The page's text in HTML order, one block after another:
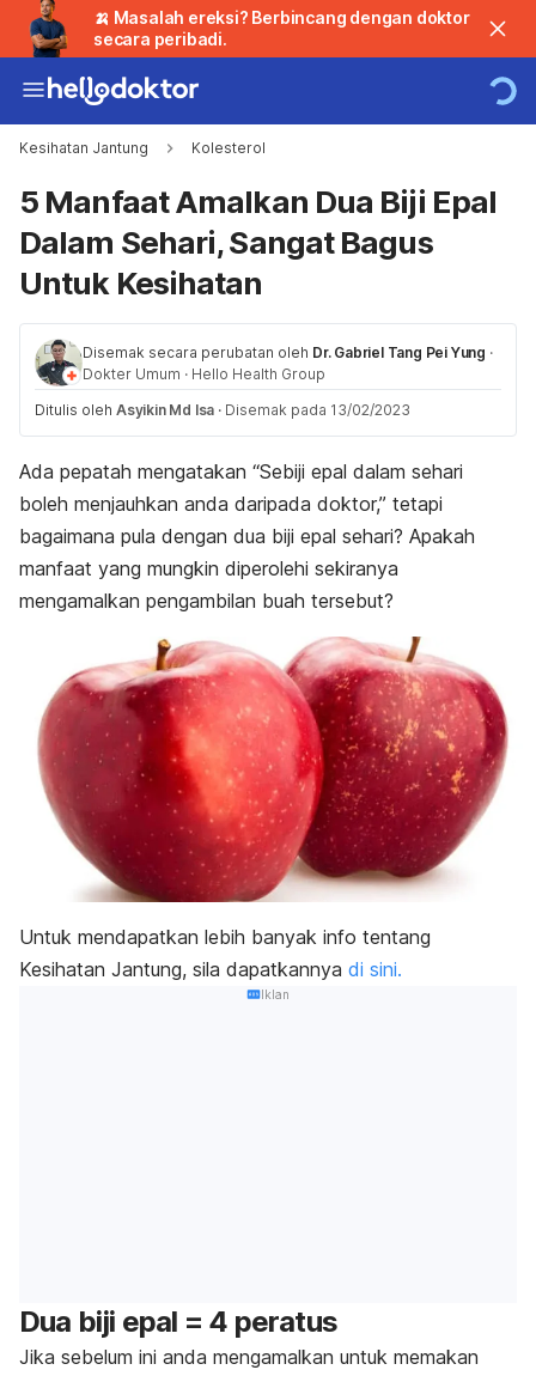
🍌 Masalah ereksi? Berbincang dengan doktor
secara peribadi.
Kesihatan Jantung Kolesterol
5 Manfaat Amalkan Dua Biji Epal
Dalam Sehari, Sangat Bagus
Untuk Kesihatan
Disemak secara perubatan oleh Dr. Gabriel Tang Pei Yung ·
Dokter Umum · Hello Health Group
Ditulis oleh Asyikin Md Isa · Disemak pada 13/02/2023
Ada pepatah mengatakan “Sebiji epal dalam sehari
boleh menjauhkan anda daripada doktor,” tetapi
bagaimana pula dengan dua biji epal sehari? Apakah
manfaat yang mungkin diperolehi sekiranya
mengamalkan pengambilan buah tersebut?
Untuk mendapatkan lebih banyak info tentang
Kesihatan Jantung, sila dapatkannya di sini.
Iklan
Dua biji epal = 4 peratus
Jika sebelum ini anda mengamalkan untuk memakan